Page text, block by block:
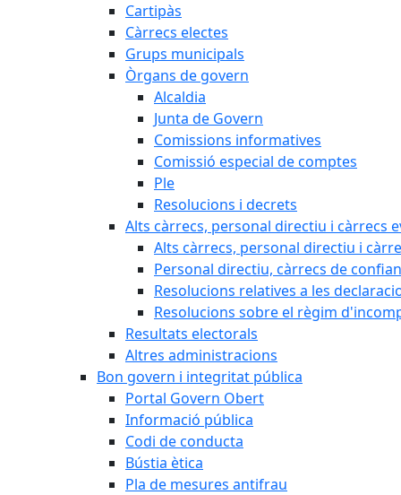
Cartipàs
Càrrecs electes
Grups municipals
Òrgans de govern
Alcaldia
Junta de Govern
Comissions informatives
Comissió especial de comptes
Ple
Resolucions i decrets
Alts càrrecs, personal directiu i càrrecs
Alts càrrecs, personal directiu i
Personal directiu, càrrecs de
Resolucions relatives a les
Resolucions sobre el règim
Resultats electorals
Altres administracions
Bon govern i integritat pública
Portal Govern Obert
Informació pública
Codi de conducta
Bústia ètica
Pla de mesures antifrau